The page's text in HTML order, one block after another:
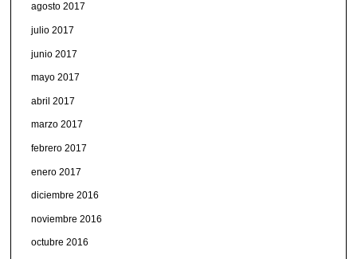
agosto 2017
julio 2017
junio 2017
mayo 2017
abril 2017
marzo 2017
febrero 2017
enero 2017
diciembre 2016
noviembre 2016
octubre 2016